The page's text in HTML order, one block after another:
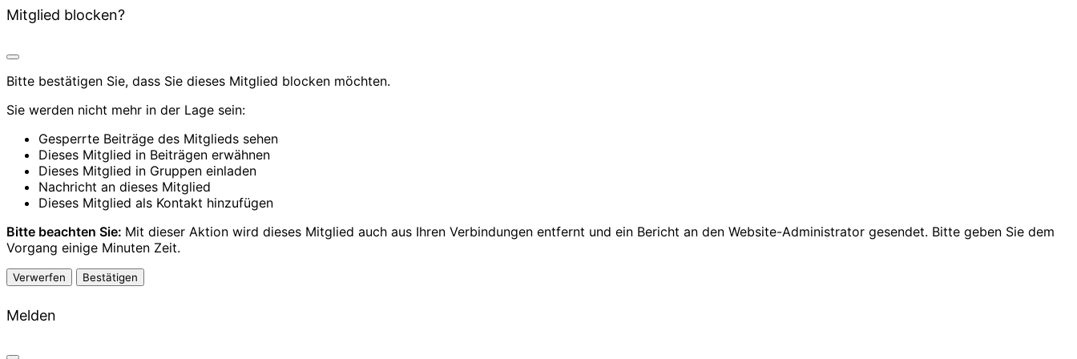
Mitglied blocken?
Bitte bestätigen Sie, dass Sie dieses Mitglied blocken möchten.
Sie werden nicht mehr in der Lage sein:
Gesperrte Beiträge des Mitglieds sehen
Dieses Mitglied in Beiträgen erwähnen
Dieses Mitglied in Gruppen einladen
Nachricht an dieses Mitglied
Dieses Mitglied als Kontakt hinzufügen
Bitte beachten Sie: Mit dieser Aktion wird dieses Mitglied auch aus Ihren Verbindungen entfernt und ein Bericht an den Website-Administrator gesendet. Bitte geben Sie dem
Vorgang einige Minuten Zeit.
Bestätigen
Melden